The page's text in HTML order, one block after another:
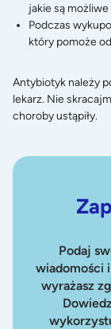
jakie są
Podczas
który pomoże
Antybiotyk należy
lekarz. Nie
choroby ustąpiły.
Podaj
wiadomości
wyrażasz